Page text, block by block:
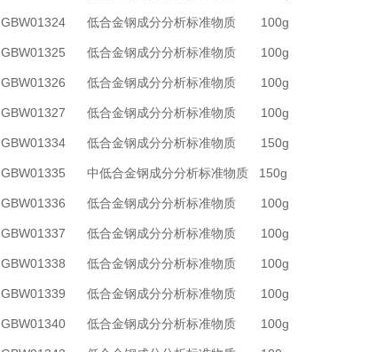
GBW01324 低合金钢成分分析标准物质 100g
GBW01325 低合金钢成分分析标准物质 100g
GBW01326 低合金钢成分分析标准物质 100g
GBW01327 低合金钢成分分析标准物质 100g
GBW01334 低合金钢成分分析标准物质 150g
GBW01335 中低合金钢成分分析标准物质 150g
GBW01336 低合金钢成分分析标准物质 100g
GBW01337 低合金钢成分分析标准物质 100g
GBW01338 低合金钢成分分析标准物质 100g
GBW01339 低合金钢成分分析标准物质 100g
GBW01340 低合金钢成分分析标准物质 100g